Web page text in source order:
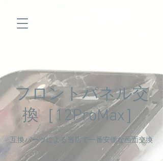
フロントパネル交
換［12ProMax］
互換パーツによる当店で一番安価な画面交換